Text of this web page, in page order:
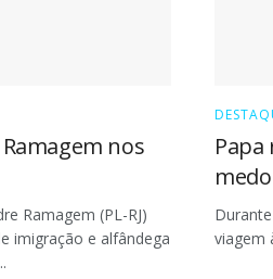
nos
Ramagem (PL-RJ)
imigração e alfândega
viagem